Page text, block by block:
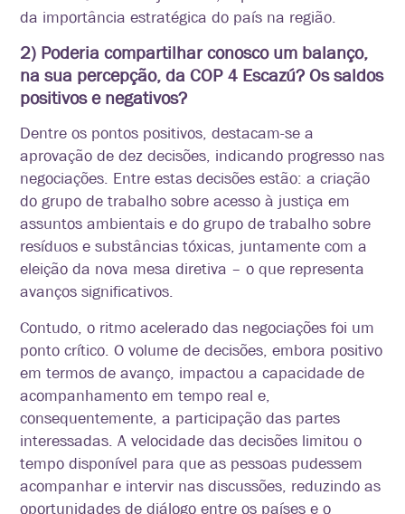
da importância estratégica do país na região.
2) Poderia compartilhar conosco um balanço,
na sua percepção, da COP 4 Escazú? Os saldos
positivos e negativos?
Dentre os pontos positivos, destacam-se a
aprovação de dez decisões, indicando progresso nas
negociações. Entre estas decisões estão: a criação
do grupo de trabalho sobre acesso à justiça em
assuntos ambientais e do grupo de trabalho sobre
resíduos e substâncias tóxicas, juntamente com a
eleição da nova mesa diretiva – o que representa
avanços significativos.
Contudo, o ritmo acelerado das negociações foi um
ponto crítico. O volume de decisões, embora positivo
em termos de avanço, impactou a capacidade de
acompanhamento em tempo real e,
consequentemente, a participação das partes
interessadas. A velocidade das decisões limitou o
tempo disponível para que as pessoas pudessem
acompanhar e intervir nas discussões, reduzindo as
oportunidades de diálogo entre os países e o